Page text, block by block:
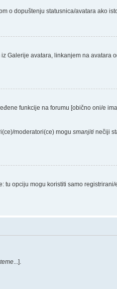
o dopuštenju statusnica/avatara ako
Galerije avatara, linkanjem na avatara
funkcije na forumu [obično oni/e
moderatori(ce) mogu smanjiti nečiji
opciju mogu koristiti samo registrirani/
...].